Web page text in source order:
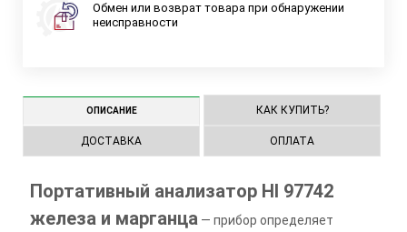
Обмен или возврат товара при обнаружении
неисправности
ОПИСАНИЕ КАК КУПИТЬ?
ДОСТАВКА ОПЛАТА
Портативный анализатор HI 97742
железа и марганца — прибор определяет